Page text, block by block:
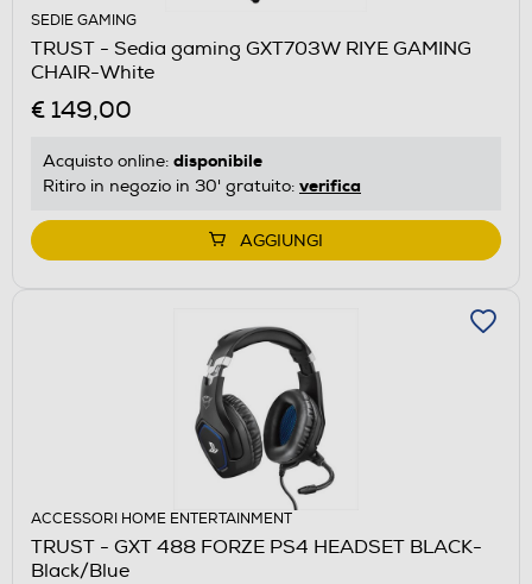
SEDIE GAMING
TRUST - Sedia gaming GXT703W RIYE GAMING
CHAIR-White
€ 149,00
Acquisto online: disponibile
Ritiro in negozio in 30' gratuito: verifica
AGGIUNGI
ACCESSORI HOME ENTERTAINMENT
TRUST - GXT 488 FORZE PS4 HEADSET BLACK-
Black/Blue